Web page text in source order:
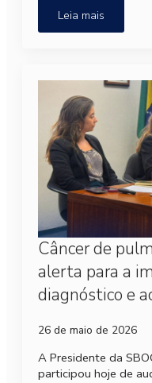
Leia mais
Câncer de
alerta para a
diagnóstico e
26 de maio de 2026
A Presidente da
participou hoje de